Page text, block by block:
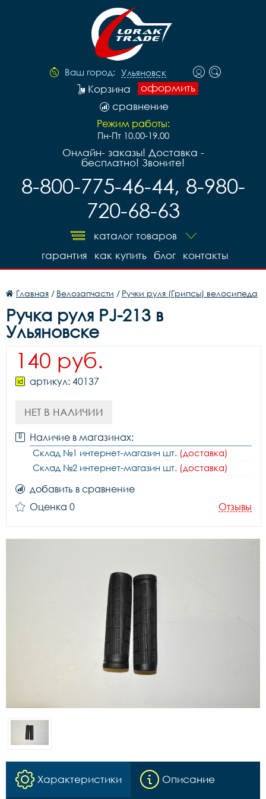
Ваш город: Ульяновск
оформить
Корзина
сравнение
Режим работы:
Пн-Пт 10.00-19.00
Онлайн- заказы! Доставка -
бесплатно! Звоните!
8-800-775-46-44, 8-980-
720-68-63
каталог товаров
контакты
блог
как купить
гарантия
Главная / Велозапчасти / Ручки руля (Грипсы) велосипеда
Ручка руля PJ-213 в
Ульяновске
140 руб.
артикул: 40137
НЕТ В НАЛИЧИИ
Наличие в магазинах:
Склад №1 интернет-магазин шт. (доставка)
Склад №2 интернет-магазин шт. (доставка)
добавить в сравнение
Оценка 0
Отзывы
Характеристики Описание